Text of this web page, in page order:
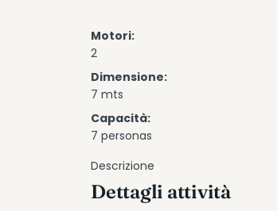
Motori:
2
Dimensione:
7 mts
Capacità:
7 personas
Descrizione
Dettagli attività